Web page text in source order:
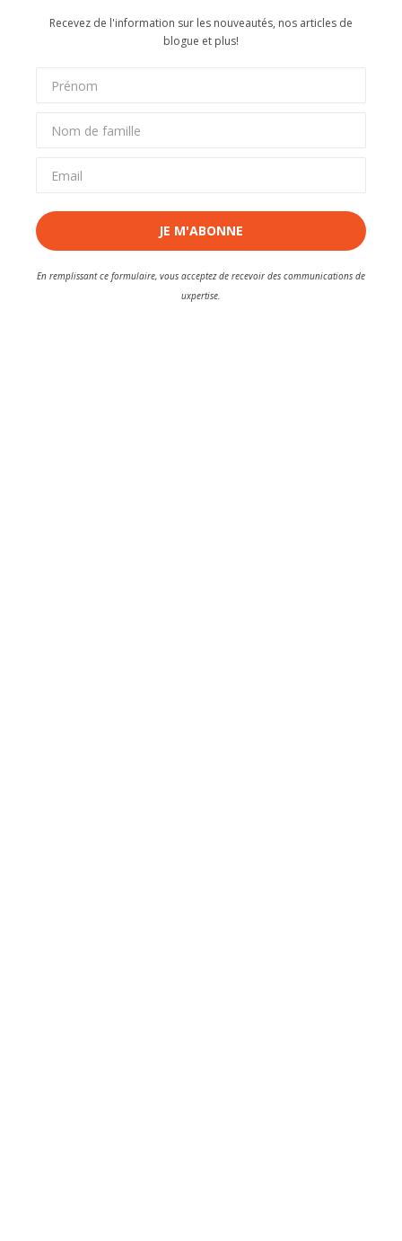
Recevez de l'information sur les nouveautés, nos articles de
blogue et plus!
JE M'ABONNE
En remplissant ce formulaire, vous acceptez de recevoir des communications de
uxpertise.